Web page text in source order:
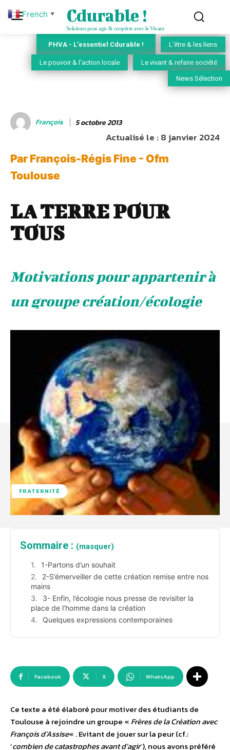
Cdurable !
Solutions pour agir & coopérer avec le Vivant
PHVA - L'essentiel Cdurable ! L'être & les liens
Le pouvoir & l'action locale Le vivant & refaire société
News Sélection
François 5 octobre 2013
Actualisé le :8 janvier 2024
Par François-Régis Fine - Ofm
Toulouse
LA TERRE POUR
TOUS
Motivations pour appartenir à
un groupe création/écologie
FRATERNITÉ
Sommaire : (masquer)
1-Partons d’un souhait
2-S’émerveiller de cette création remise entre nos
mains
3- Enfin, l’écologie nous presse de revisiter la
place de l’homme dans la création
Quelques expressions contemporaines
Facebook X WhatsApp
Ce texte a été élaboré pour motiver des étudiants de
Toulouse à rejoindre un groupe « Frères de la Création avec
François d’Assise« . Evitant de jouer sur la peur (cf.:
‘combien de catastrophes avant d’agir‘), nous avons préféré
French ▼